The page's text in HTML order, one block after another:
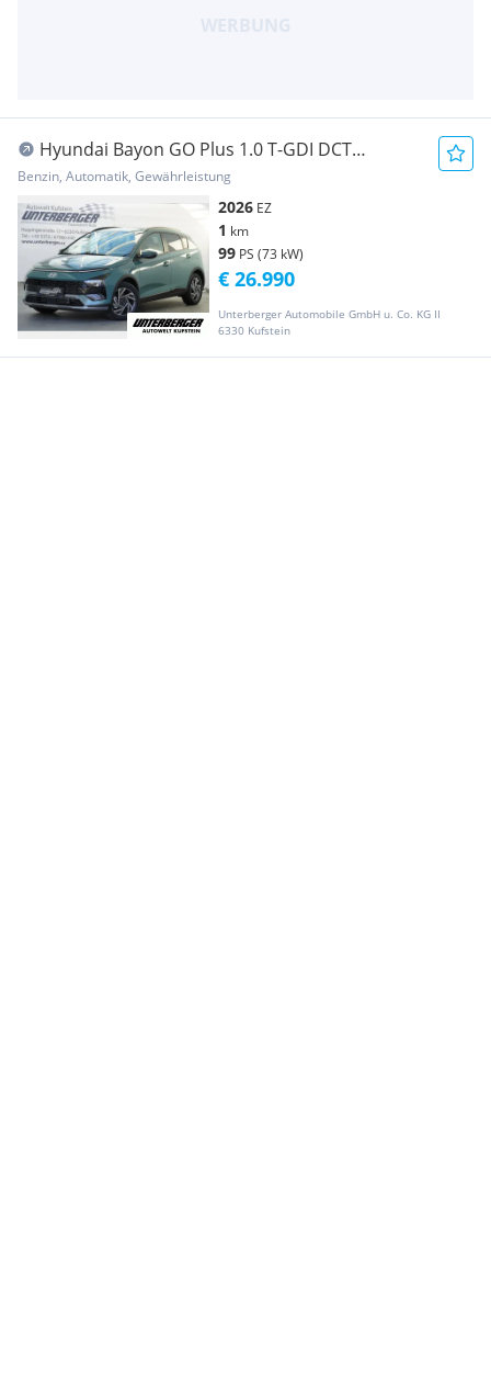
Hyundai Bayon GO Plus 1.0 T-GDI DCT
abzüglich Superbonus
Benzin, Automatik, Gewährleistung
2026 EZ
1 km
99 PS (73 kW)
Unterberger Automobile GmbH u. Co. KG II
6330 Kufstein
€ 26.990